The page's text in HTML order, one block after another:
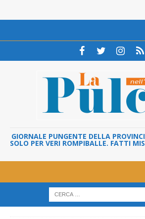
GIORNALE PUNGENTE DELLA
SOLO PER VERI ROMPIBALLE. FATTI